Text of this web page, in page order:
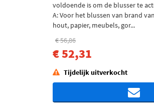
voldoende is om de blusser te
A: Voor het blussen van brand
hout, papier, meubels, gor...
€ 56,86
€ 52,31
Tijdelijk uitverkocht